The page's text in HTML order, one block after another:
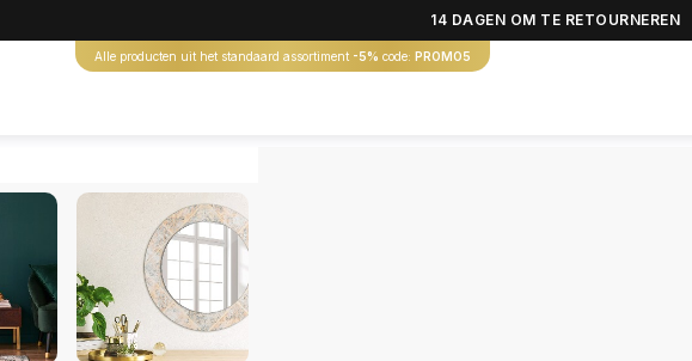
14 DAGEN OM TE RETOURNEREN
Alle producten uit het standaard assortiment -5% code: PROMO5